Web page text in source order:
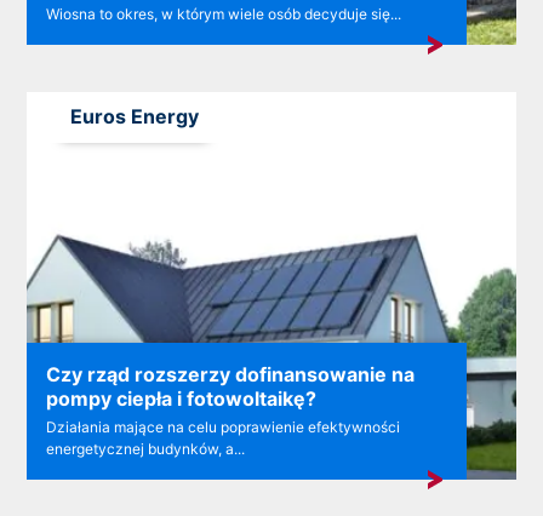
Wiosna to okres, w którym wiele osób decyduje się...
Czy rząd rozszerzy dofinansowanie na
pompy ciepła i fotowoltaikę?
Działania mające na celu poprawienie efektywności
energetycznej budynków, a...
Euros Energy